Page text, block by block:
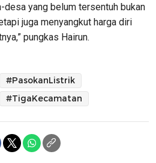
yang belum tersentuh bukan
juga menyangkut harga diri
pungkas Hairun.
#PasokanListrik
#TigaKecamatan